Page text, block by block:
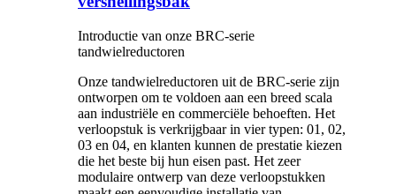
Introductie van onze BRC-serie
tandwielreductoren
Onze tandwielreductoren uit de BRC-serie zijn
ontworpen om te voldoen aan een breed scala
aan industriële en commerciële behoeften. Het
verloopstuk is verkrijgbaar in vier typen: 01, 02,
03 en 04, en klanten kunnen de prestatie kiezen
die het beste bij hun eisen past. Het zeer
modulaire ontwerp van deze verloopstukken